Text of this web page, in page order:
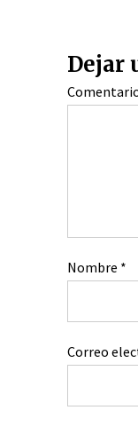
Dejar
Nombre *
Correo